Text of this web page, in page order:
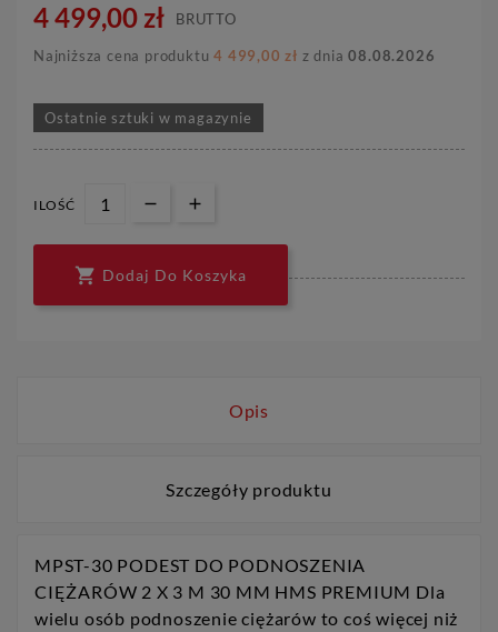
4 499,00 zł BRUTTO
Najniższa cena produktu4 499,00 zł z dnia08.08.2026
Ostatnie sztuki w magazynie
ILOŚĆ
 Dodaj Do Koszyka
Opis
Szczegóły produktu
MPST-30 PODEST DO PODNOSZENIA
CIĘŻARÓW 2 X 3 M 30 MM HMS PREMIUM Dla
wielu osób podnoszenie ciężarów to coś więcej niż